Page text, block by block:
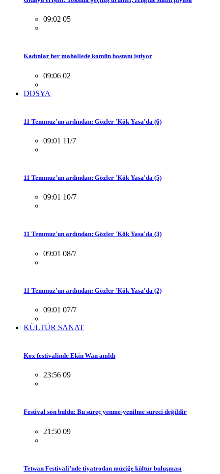
09:02 05
Kadınlar her mahallede komün bostanı istiyor
09:06 02
DOSYA
11 Temmuz'un ardından: Gözler 'Kök Yasa'da (6)
09:01 11/7
11 Temmuz'un ardından: Gözler 'Kök Yasa'da (5)
09:01 10/7
11 Temmuz'un ardından: Gözler 'Kök Yasa'da (3)
09:01 08/7
11 Temmuz'un ardından: Gözler 'Kök Yasa'da (2)
09:01 07/7
KÜLTÜR SANAT
Kox festivalinde Ekin Wan anıldı
23:56 09
Festival son buldu: Bu süreç yenme-yenilme süreci değildir
21:50 09
Tetwan Festivali’nde tiyatrodan müziğe kültür buluşması